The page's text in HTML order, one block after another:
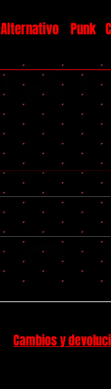
Alternativo Punk
Cambios y